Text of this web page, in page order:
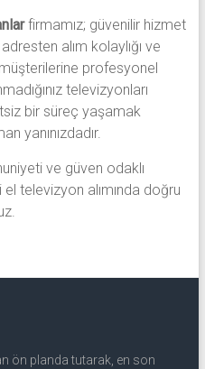
firmamız; güvenilir hizmet
adresten alım kolaylığı ve
profesyonel
televizyonları
bir süreç yaşamak
yanınızdadır.
ve güven odaklı
el televizyon alımında doğru
ön planda tutarak, en son